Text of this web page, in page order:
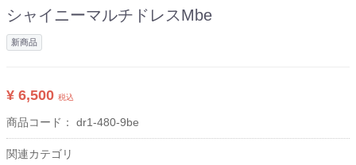
シャイニーマルチドレスMbe
新商品
¥ 6,500 税込
商品コード： dr1-480-9be
関連カテゴリ